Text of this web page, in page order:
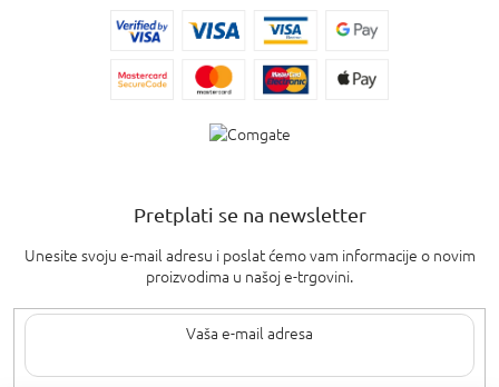
Pretplati se na newsletter
Unesite svoju e-mail adresu i poslat ćemo vam informacije o novim
proizvodima u našoj e-trgovini.